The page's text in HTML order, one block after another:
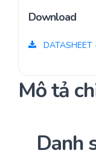
Download
DATASHEET
Mô tả
Danh